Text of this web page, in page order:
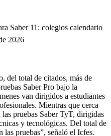
Saber 11: colegios calendario
2026
del total de citados, más de
Saber Pro bajo la
van dirigidos a estudiantes
Mientras que cerca
pruebas Saber TyT, dirigidas
y tecnológicas. Del total de
las pruebas”, señaló el Icfes.